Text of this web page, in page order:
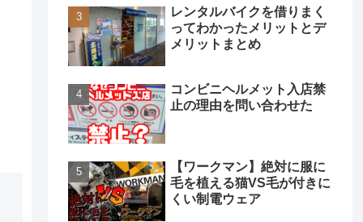
レンタルバイクを借りまく
ってわかったメリットとデ
メリットまとめ
コンビニヘルメット入店禁
止の理由を問い合わせた
【ワークマン】絶対に服に
毛を植える猫VS毛が付きに
くい制電ウェア